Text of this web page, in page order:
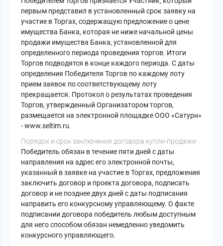
первым представил в установленный срок заявку на
участие в Торгах, содержащую предложение о цене
имущества Банка, которая не ниже начальной цены
продажи имущества Банка, установленной для
определенного периода проведения торгов. Итоги
Торгов подводятся в конце каждого периода. С даты
определения Победителя Торгов по каждому лоту
прием заявок по соответствующему лоту
прекращается. Протокол о результатах проведения
Торгов, утвержденный Организатором торгов,
размещается на электронной площадке ООО «Сатурн»
- www.seltim.ru.
Порядок и срок заключения договора купли-продажи
Победитель обязан в течение пяти дней с даты
направления на адрес его электронной почты,
указанный в заявке на участие в Торгах, предложения
заключить договор и проекта договора, подписать
договор и не позднее двух дней с даты подписания
направить его конкурсному управляющему. О факте
подписании договора победитель любым доступным
для него способом обязан немедленно уведомить
конкурсного управляющего.